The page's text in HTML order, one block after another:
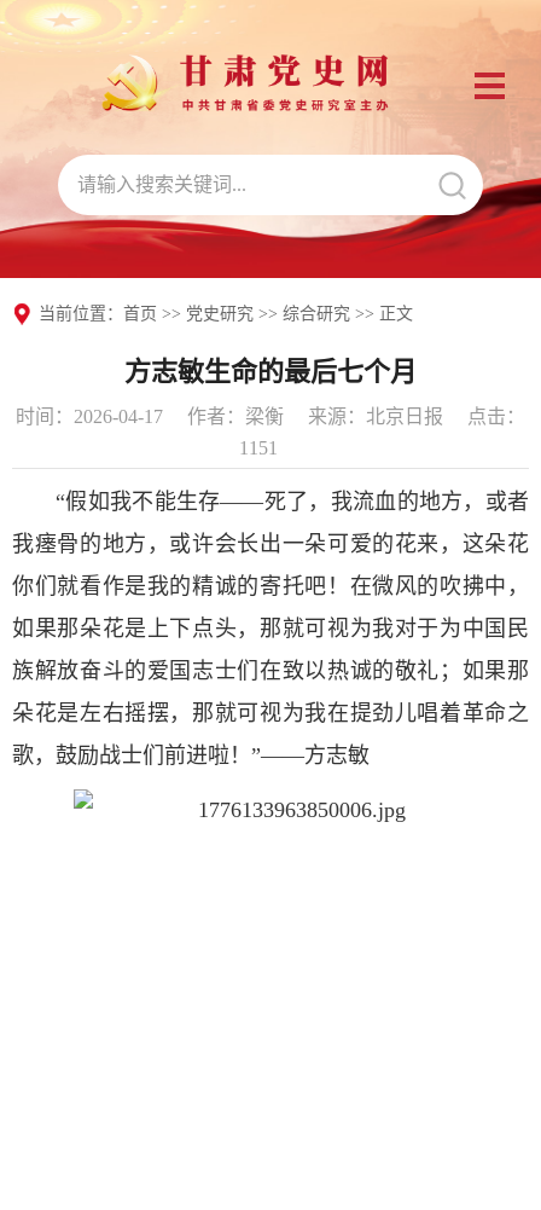
当前位置： 首页 >> 党史研究 >> 综合研究 >> 正文
方志敏生命的最后七个月
时间：2026-04-17 作者：梁衡 来源：北京日报
点击：
1151
“假如我不能生存——死了，我流血的地方，或者
我瘗骨的地方，或许会长出一朵可爱的花来，这朵花
你们就看作是我的精诚的寄托吧！在微风的吹拂中，
如果那朵花是上下点头，那就可视为我对于为中国民
族解放奋斗的爱国志士们在致以热诚的敬礼；如果那
朵花是左右摇摆，那就可视为我在提劲儿唱着革命之
歌，鼓励战士们前进啦！”——方志敏